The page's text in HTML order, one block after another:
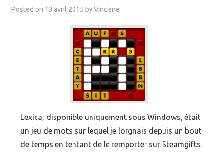
EVÉNEMENTS
Posted on 13 avril 2015 byVinciane
Lexica, disponible uniquement sous Windows, était
un jeu de mots sur lequel je lorgnais depuis un bout
de temps en tentant de le remporter sur Steamgifts.